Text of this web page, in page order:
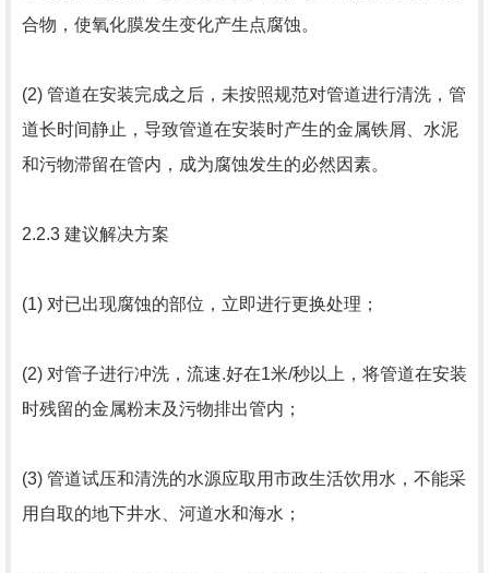
合物，使氧化膜发生变化产生点腐蚀。
(2) 管道在安装完成之后，未按照规范对管道进行清洗，管
道长时间静止，导致管道在安装时产生的金属铁屑、水泥
和污物滞留在管内，成为腐蚀发生的必然因素。
2.2.3 建议解决方案
(1) 对已出现腐蚀的部位，立即进行更换处理；
(2) 对管子进行冲洗，流速.好在1米/秒以上，将管道在安装
时残留的金属粉末及污物排出管内；
(3) 管道试压和清洗的水源应取用市政生活饮用水，不能采
用自取的地下井水、河道水和海水；